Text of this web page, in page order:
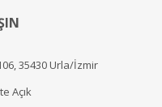
35430 Urla/İzmir
Açık